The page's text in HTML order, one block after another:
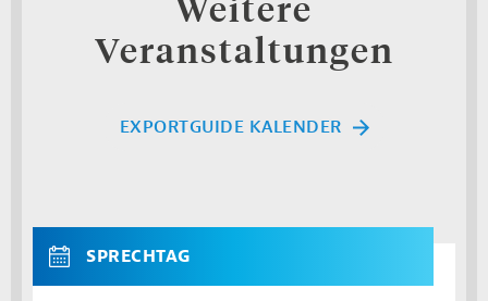
Weitere
Veranstaltungen
EXPORTGUIDE KALENDER
SPRECHTAG